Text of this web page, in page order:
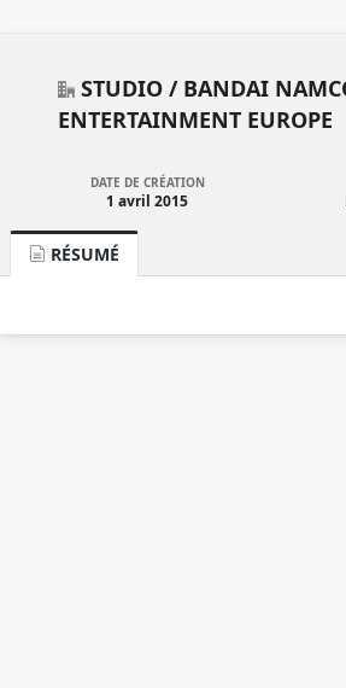
STUDIO / BANDAI
ENTERTAINMENT EUROPE
DATE DE CRÉATION
1 avril 2015
RÉSUMÉ